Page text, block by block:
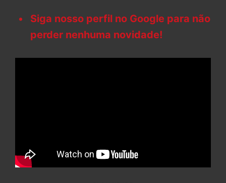
Siga nosso perfil no Google para não
perder nenhuma novidade!